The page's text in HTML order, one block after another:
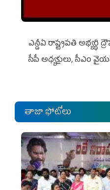
ఎన్డీఏ రాష్ట్ర‌ప‌తి అభ్య‌ర్థి
సీపీ అధ్య‌క్షులు, సీఎం
తాజా ఫోటోలు